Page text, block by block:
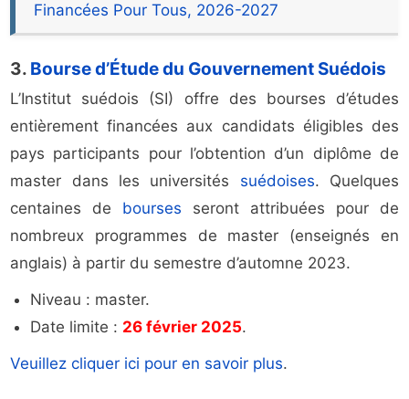
Financées Pour Tous, 2026-2027
3. Bourse d’Étude du Gouvernement Suédois
L’Institut suédois (SI) offre des bourses d’études
entièrement financées aux candidats éligibles des
pays participants pour l’obtention d’un diplôme de
master dans les universités suédoises. Quelques
centaines de bourses seront attribuées pour de
nombreux programmes de master (enseignés en
anglais) à partir du semestre d’automne 2023.
Niveau : master.
Date limite : 26 février 2025.
Veuillez cliquer ici pour en savoir plus.